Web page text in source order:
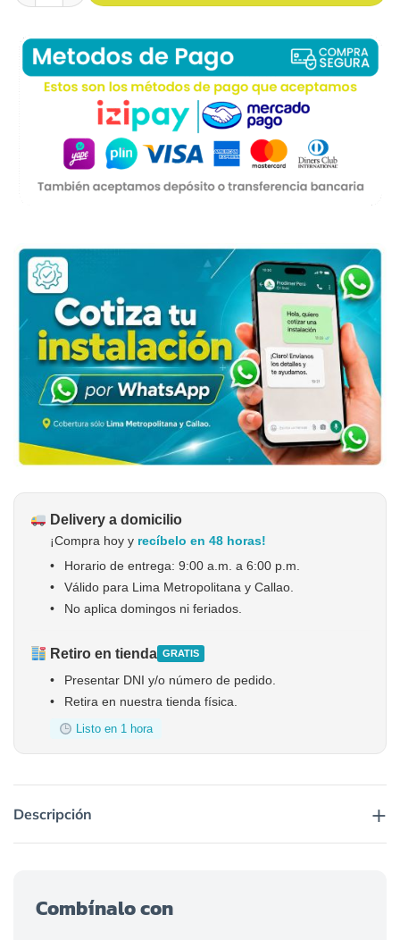
Delivery a domicilio
¡Compra hoy y recíbelo en 48 horas!
•
Horario de entrega: 9:00 a.m. a 6:00 p.m.
•
Válido para Lima Metropolitana y Callao.
•
No aplica domingos ni feriados.
Retiro en tienda GRATIS
•
Presentar DNI y/o número de pedido.
•
Retira en nuestra tienda física.
Listo en 1 hora
Descripción +
Combínalo con